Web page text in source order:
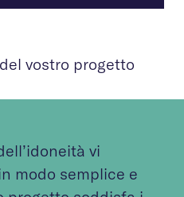
vostro progetto
vi
modo semplice e